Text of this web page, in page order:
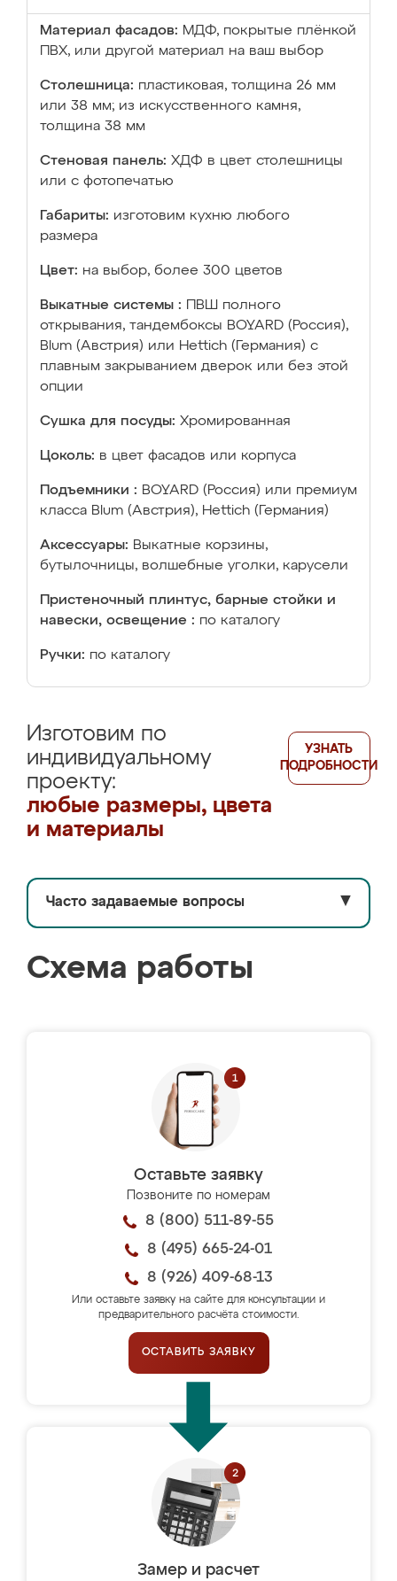
Материал фасадов: МДФ, покрытые плёнкой
ПВХ, или другой материал на ваш выбор
Столешница: пластиковая, толщина 26 мм
или 38 мм; из искусственного камня,
толщина 38 мм
Стеновая панель: ХДФ в цвет столешницы
или с фотопечатью
Габариты: изготовим кухню любого
размера
Цвет: на выбор, более 300 цветов
Выкатные системы :
ПВШ полного
открывания, тандембоксы BOYARD (Россия),
Blum (Австрия) или Hettich (Германия) с
плавным закрыванием дверок или без этой
опции
Сушка для посуды: Хромированная
Цоколь: в цвет фасадов или корпуса
Подъемники : BOYARD (Россия) или премиум
класса Blum (Австрия), Hettich (Германия)
Аксессуары: Выкатные корзины,
бутылочницы, волшебные уголки, карусели
Пристеночный плинтус, барные стойки и
навески, освещение : по каталогу
Ручки: по каталогу
Изготовим по
индивидуальному
проекту:
любые размеры, цвета
и материалы
УЗНАТЬ
ПОДРОБНОСТИ
Часто задаваемые вопросы ▼
Схема работы
Оставьте заявку
Позвоните по номерам
8 (800) 511-89-55
8 (495) 665-24-01
8 (926) 409-68-13
Или оставьте заявку на сайте для консультации и
предварительного расчёта стоимости.
ОСТАВИТЬ ЗАЯВКУ
Замер и расчет